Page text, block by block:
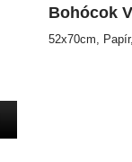
Bohócok
52x70cm,